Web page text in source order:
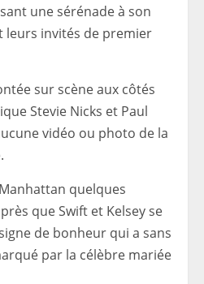
une sérénade à son
leurs invités de premier
sur scène aux côtés
Stevie Nicks et Paul
vidéo ou photo de la
quelques
que Swift et Kelsey se
de bonheur qui a sans
par la célèbre mariée